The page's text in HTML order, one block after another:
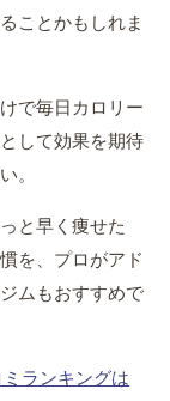
ことかもしれま
で毎日カロリー
して効果を期待
。
と早く痩せた
を、プロがアド
ムもおすすめで
ランキングは